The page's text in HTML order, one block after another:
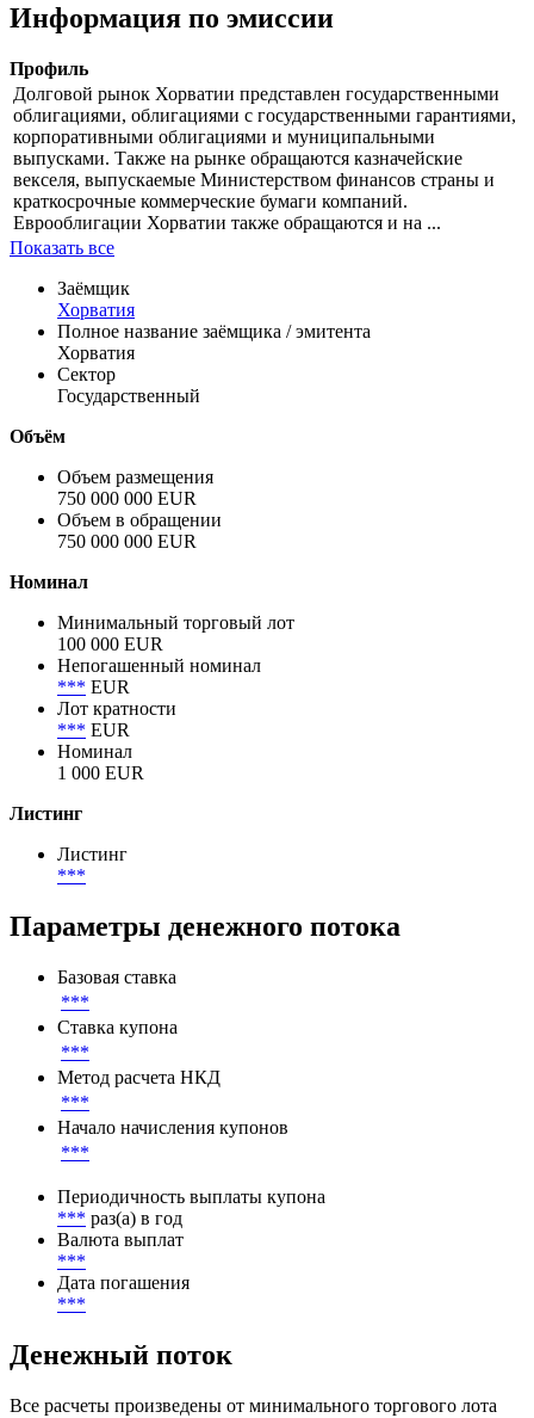
Indicative (Avg)
Информация по эмиссии
Профиль
Долговой рынок Хорватии представлен государственными
облигациями, облигациями с государственными гарантиями,
корпоративными облигациями и муниципальными
выпусками. Также на рынке обращаются казначейские
векселя, выпускаемые Министерством финансов страны и
краткосрочные коммерческие бумаги компаний.
Еврооблигации Хорватии также обращаются и на ...
Показать все
Заёмщик
Хорватия
Хорватия
Государственный
Объём
750 000 000 EUR
750 000 000 EUR
Номинал
Минимальный торговый лот
100 000 EUR
Непогашенный номинал
***EUR
***
1 000 EUR
Листинг
Параметры денежного потока
Базовая ставка
***
Ставка купона
***
Метод расчета НКД
Начало начисления купонов
***
Периодичность выплаты купона
***
Дата погашения